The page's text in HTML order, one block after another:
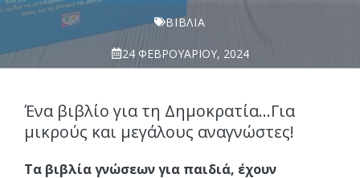
ΒΙΒΛΊΑ
24 ΦΕΒΡΟΥΑΡΊΟΥ, 2024
Ένα βιβλίο για τη Δημοκρατία…Για
μικρούς και μεγάλους αναγνώστες!
Τα βιβλία γνώσεων για παιδιά, έχουν